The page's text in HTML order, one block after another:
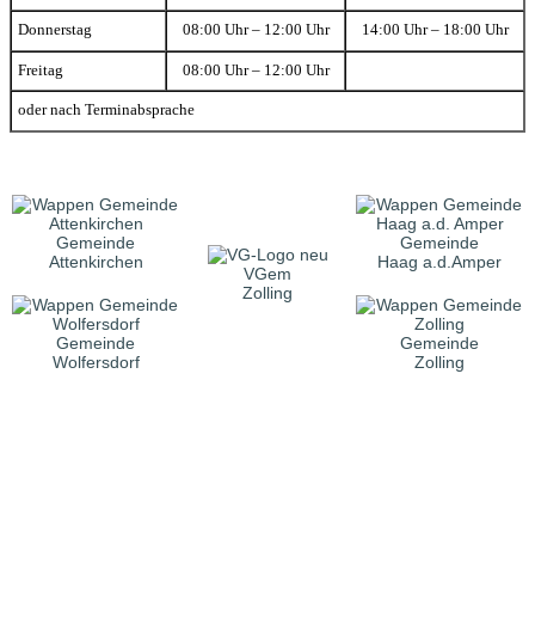
Donnerstag 08:00 Uhr – 12:00 Uhr 14:00 Uhr – 18:00 Uhr
Freitag 08:00 Uhr – 12:00 Uhr
oder nach Terminabsprache
Gemeinde
Attenkirchen
VGem
Zolling
Gemeinde
Haag a.d.Amper
Gemeinde
Wolfersdorf
Gemeinde
Zolling